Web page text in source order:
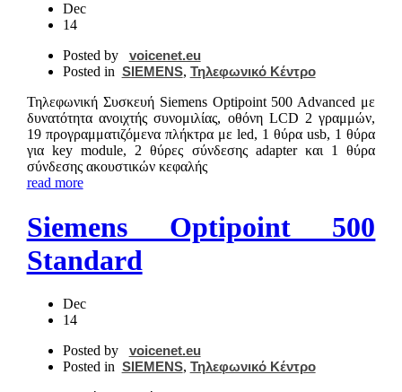
Dec
14
Posted by
voicenet.eu
Posted in SIEMENS, Τηλεφωνικό Κέντρο
Τηλεφωνική Συσκευή Siemens Optipoint 500 Advanced με
δυνατότητα ανοιχτής συνομιλίας, οθόνη LCD 2 γραμμών,
19 προγραμματιζόμενα πλήκτρα με led, 1 θύρα usb, 1 θύρα
για key module, 2 θύρες σύνδεσης adapter και 1 θύρα
σύνδεσης ακουστικών κεφαλής
read more
Siemens Optipoint 500
Standard
Dec
14
Posted by
voicenet.eu
Posted in SIEMENS, Τηλεφωνικό Κέντρο